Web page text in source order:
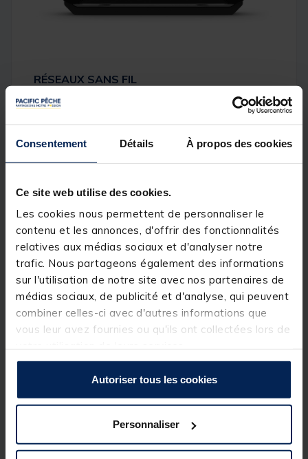
Consentement Détails À propos des cookies
Ce site web utilise des cookies.
Les cookies nous permettent de personnaliser le
contenu et les annonces, d'offrir des fonctionnalités
relatives aux médias sociaux et d'analyser notre
trafic. Nous partageons également des informations
sur l'utilisation de notre site avec nos partenaires de
médias sociaux, de publicité et d'analyse, qui peuvent
combiner celles-ci avec d'autres informations que
vous leur avez fournies ou qu'ils ont collectées lors de
Autoriser tous les cookies
Personnaliser
RÉSEAUX SANS FIL
Si vous disposez d'un autre traceur ECHOMAP UHD2
compatible sur votre bateau, vous pouvez partager
avec lui des informations, telles que des images de
sondeur , des waypoints et des itinéraires, via le
APPLICATION ACTIVECAPTAIN